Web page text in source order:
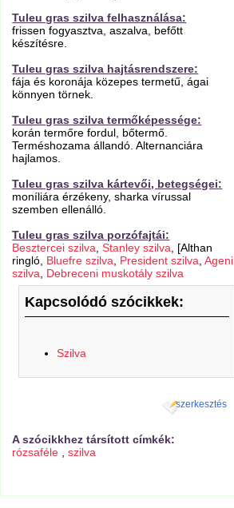
Tuleu gras szilva felhasználása:
frissen fogyasztva, aszalva, befőtt
készítésre.
Tuleu gras szilva hajtásrendszere:
fája és koronája közepes termetű, ágai
könnyen törnek.
Tuleu gras szilva termőképessége:
korán termőre fordul, bőtermő.
Terméshozama állandó. Alternanciára
hajlamos.
Tuleu gras szilva kártevői, betegségei:
moníliára érzékeny, sharka vírussal
szemben ellenálló.
Tuleu gras szilva porzófajtái:
Besztercei szilva ,Stanley szilva , [Althan
ringló, Bluefre szilva President szilva ,Ageni
szilva
Debreceni muskotály szilva
Kapcsolódó szócikkek:
Szilva
szerkesztés
A szócikkhez társított címkék:
rózsaféle ,szilva